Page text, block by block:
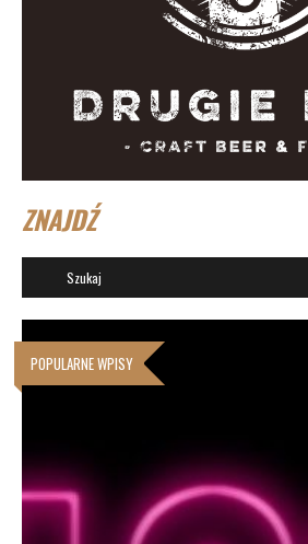
ZNAJDŹ
POPULARNE WPISY